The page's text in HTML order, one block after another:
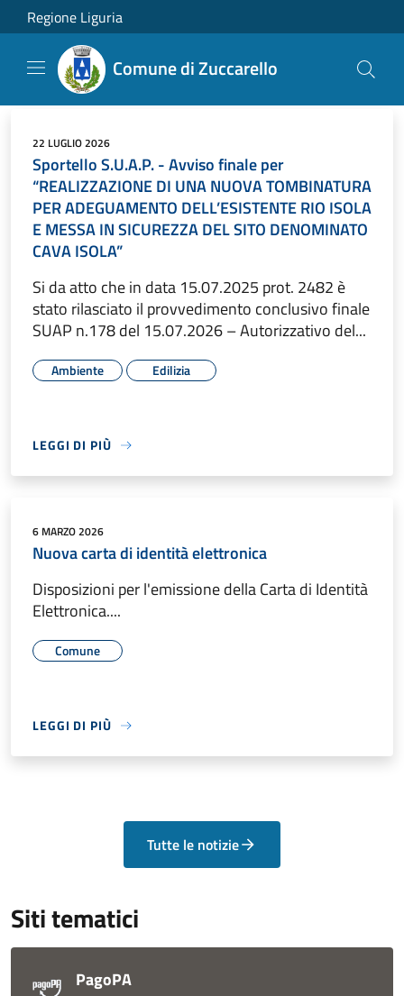
Salta al contenuto principale
Regione Liguria
Comune di Zuccarello
22 LUGLIO 2026
Sportello S.U.A.P. - Avviso finale per
“REALIZZAZIONE DI UNA NUOVA TOMBINATURA
PER ADEGUAMENTO DELL’ESISTENTE RIO ISOLA
E MESSA IN SICUREZZA DEL SITO DENOMINATO
CAVA ISOLA”
Si da atto che in data 15.07.2025 prot. 2482 è
stato rilasciato il provvedimento conclusivo finale
SUAP n.178 del 15.07.2026 – Autorizzativo del...
Ambiente Edilizia
LEGGI DI PIÙ
6 MARZO 2026
Nuova carta di identità elettronica
Disposizioni per l'emissione della Carta di Identità
Elettronica....
Comune
LEGGI DI PIÙ
Tutte le notizie
Siti tematici
PagoPA